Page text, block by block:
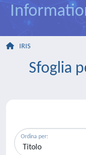
IRIS
Sfoglia
Ordina per: